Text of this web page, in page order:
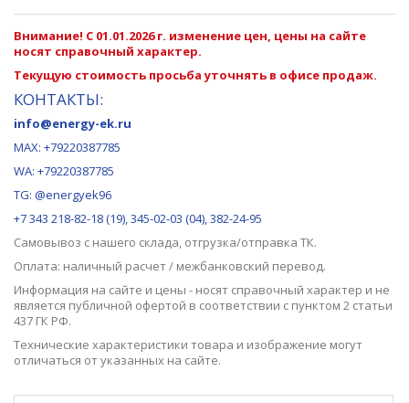
Внимание! С 01.01.2026 г. изменение цен, цены на сайте
носят справочный характер.
Текущую стоимость просьба уточнять в офисе продаж.
КОНТАКТЫ:
info@energy-ek.ru
MAX: +79220387785
WA: +79220387785
TG: @energyek96
+7 343 218-82-18 (19), 345-02-03 (04), 382-24-95
Самовывоз с нашего склада, отгрузка/отправка ТК.
Оплата: наличный расчет / межбанковский перевод.
Информация на сайте и цены - носят справочный характер и не
является публичной офертой в соответствии с пунктом 2 статьи
437 ГК РФ.
Технические характеристики товара и изображение могут
отличаться от указанных на сайте.